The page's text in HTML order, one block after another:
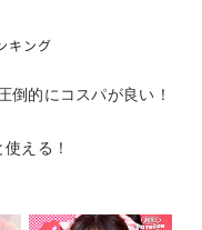
キング
倒的にコスパが良い！
える！